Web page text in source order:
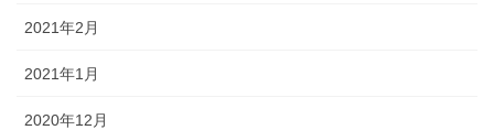
2021年2月
2021年1月
2020年12月